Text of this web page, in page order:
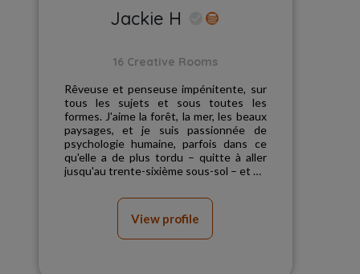
Jackie H
16 Creative Rooms
Rêveuse et penseuse impénitente, sur
tous les sujets et sous toutes les
formes. J'aime la forêt, la mer, les beaux
paysages, et je suis passionnée de
psychologie humaine, parfois dans ce
qu'elle a de plus tordu – quitte à aller
jusqu'au trente-sixième sous-sol – et de
View profile